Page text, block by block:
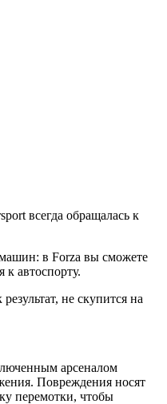
всегда обращалась к
в Forza вы сможете
к автоспорту.
не скупится на
арсеналом
Повреждения носят
перемотки, чтобы